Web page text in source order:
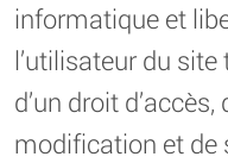
informatique et
l’utilisateur du
d’un droit
modification et de